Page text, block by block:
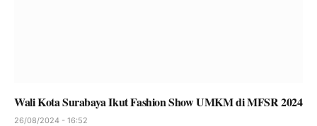
Wali Kota Surabaya Ikut Fashion Show UMKM di MFSR 2024
26/08/2024 - 16:52